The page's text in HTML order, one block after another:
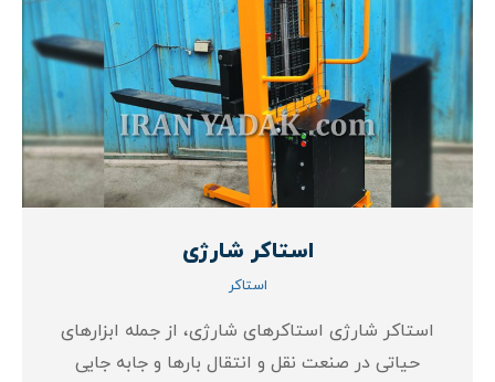
استاکر شارژی
استاکر
استاکر شارژی استاکرهای شارژی، از جمله ابزارهای
حیاتی در صنعت نقل و انتقال بارها و جابه‌ جایی